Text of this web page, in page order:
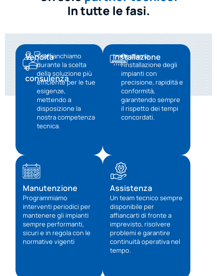
In tutte le fasi.
Vendita
e
consulenza
Ti affianchiamo
durante la scelta
della soluzione più
efficiente per le tue
esigenze,
mettendo a
disposizione la
nostra competenza
tecnica.
Installazione
Gestiamo
l’installazione degli
impianti con
precisione, rapidità e
conformità,
garantendo sempre
il rispetto dei tempi
concordati.
Manutenzione
Programmiamo
interventi periodici per
mantenere gli impianti
sempre performanti,
sicuri e in regola con le
normative vigenti
Assistenza​
Un team tecnico sempre
disponibile per
affiancarti di fronte a
imprevisto, risolvere
problemi e garantire
continuità operativa nel
tempo.